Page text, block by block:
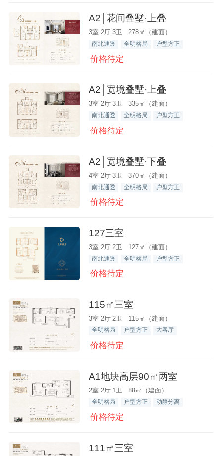
A2│花间叠墅·上叠
3室 2厅 3卫 278㎡（建面）
南北通透 全明格局 户型方正
价格待定
A2│宽境叠墅·上叠
3室 2厅 3卫 335㎡（建面）
南北通透 全明格局 户型方正
价格待定
A2│宽境叠墅·下叠
4室 2厅 3卫 370㎡（建面）
南北通透 全明格局 户型方正
价格待定
127三室
3室 2厅 2卫 127㎡（建面）
南北通透 全明格局 户型方正
价格待定
115㎡三室
3室 2厅 2卫 115㎡（建面）
全明格局 户型方正 大客厅
价格待定
A1地块高层90㎡两室
2室 2厅 1卫 89㎡（建面）
全明格局 户型方正 动静分离
价格待定
111㎡三室